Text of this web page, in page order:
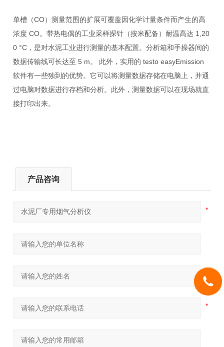
单槽（CO）测量范围的扩展可覆盖因化学计量条件而产生的高
浓度 CO。带热电偶的工业采样探针（按米配备）耐温高达 1,20
0 °C ，是对水泥工业进行测量的基本配置。分析箱和手操器间的
数据传输线可长达至 5 m。 此外，实用的 testo easyEmission
软件有一些独到的优势。它可以将测量数据存储在电脑上，并通
过电脑对数据进行存档和分析。此外，测量数据可以在现场就直
接打印出来。
产品咨询